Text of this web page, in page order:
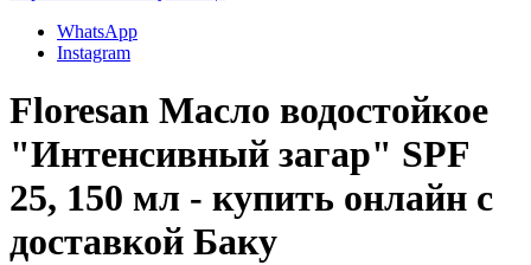
WhatsApp
Instagram
Floresan Масло водостойкое
"Интенсивный загар" SPF
25, 150 мл - купить онлайн с
доставкой Баку